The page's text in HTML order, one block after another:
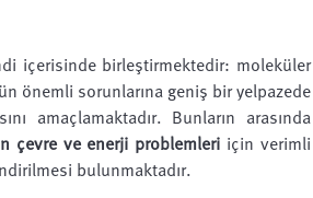
içerisinde birleştirmektedir: moleküler
önemli sorunlarına geniş bir yelpazede
amaçlamaktadır. Bunların arasında
çevre ve enerji problemleri için verimli
bulunmaktadır.